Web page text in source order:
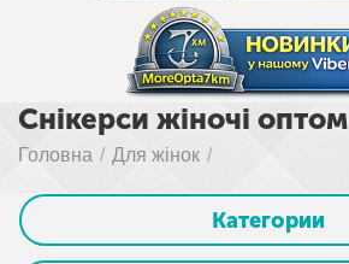
Снікерси жіночі оптом
Головна / Для жінок /
Категории